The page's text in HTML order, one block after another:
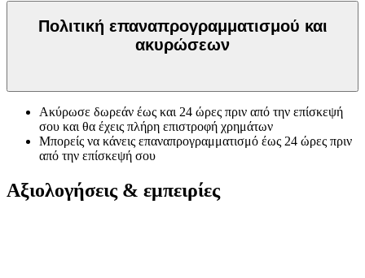
Πολιτική επαναπρογραμματισμού και
ακυρώσεων
Ακύρωσε δωρεάν έως και 24 ώρες πριν από την επίσκεψή
σου και θα έχεις πλήρη επιστροφή χρημάτων
Μπορείς να κάνεις επαναπρογραμματισμό έως 24 ώρες πριν
από την επίσκεψή σου
Αξιολογήσεις & εμπειρίες